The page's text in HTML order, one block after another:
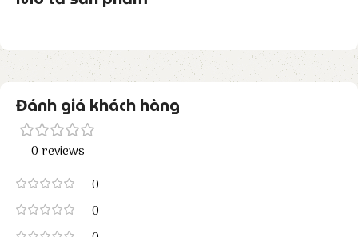
Đánh giá khách hàng
0 reviews
0
0